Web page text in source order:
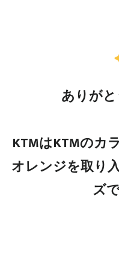
ありが
KTMはKTMのカ
オレンジを取り
ズ